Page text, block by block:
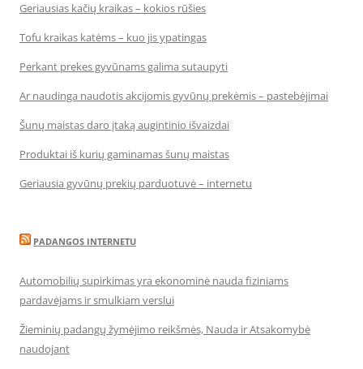
Geriausias kačių kraikas – kokios rūšies
Tofu kraikas katėms – kuo jis ypatingas
Perkant prekes gyvūnams galima sutaupyti
Ar naudinga naudotis akcijomis gyvūnų prekėmis – pastebėjimai
Šunų maistas daro įtaką augintinio išvaizdai
Produktai iš kurių gaminamas šunų maistas
Geriausia gyvūnų prekių parduotuvė – internetu
PADANGOS INTERNETU
Automobilių supirkimas yra ekonominė nauda fiziniams
pardavėjams ir smulkiam verslui
Žieminių padangų žymėjimo reikšmės, Nauda ir Atsakomybė
naudojant